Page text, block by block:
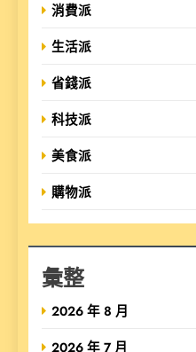
消費派
生活派
省錢派
科技派
美食派
購物派
彙整
2026 年 8 月
2026 年 7 月